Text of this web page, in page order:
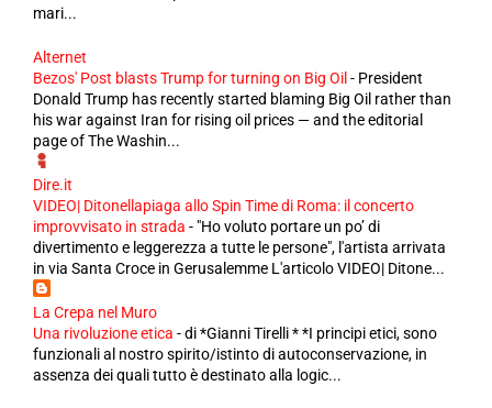
mari...
Alternet
Bezos' Post blasts Trump for turning on Big Oil - President
Donald Trump has recently started blaming Big Oil rather than
his war against Iran for rising oil prices — and the editorial
page of The Washin...
Dire.it
VIDEO| Ditonellapiaga allo Spin Time di Roma: il concerto
improvvisato in strada - "Ho voluto portare un po’ di
divertimento e leggerezza a tutte le persone", l'artista arrivata
in via Santa Croce in Gerusalemme L'articolo VIDEO| Ditone...
La Crepa nel Muro
Una rivoluzione etica -di *Gianni Tirelli * *I principi etici, sono
funzionali al nostro spirito/istinto di autoconservazione, in
assenza dei quali tutto è destinato alla logic...